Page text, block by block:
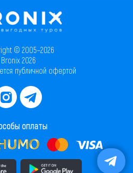
© 2005–2026
Bronix 2026
публичной офертой
оплаты
приложение в AppStore Скачать приложение в PlayMarket